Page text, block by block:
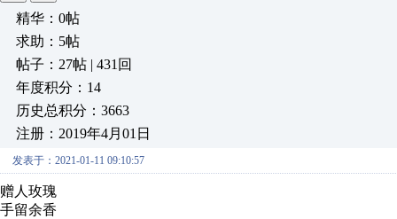
精华：0帖
求助：5帖
帖子：27帖 | 431回
年度积分：14
历史总积分：3663
注册：2019年4月01日
发表于：2021-01-11 09:10:57
赠人玫瑰
手留余香